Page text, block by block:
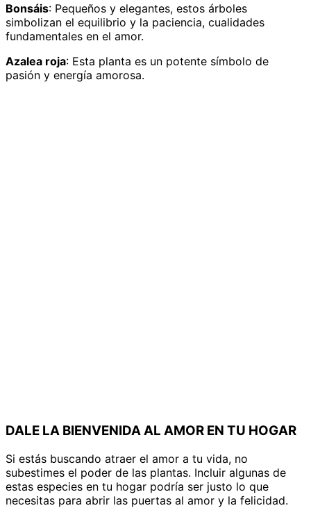
Bonsáis: Pequeños y elegantes, estos árboles
simbolizan el equilibrio y la paciencia, cualidades
fundamentales en el amor.
Azalea roja: Esta planta es un potente símbolo de
pasión y energía amorosa.
DALE LA BIENVENIDA AL AMOR EN TU HOGAR
Si estás buscando atraer el amor a tu vida, no
subestimes el poder de las plantas. Incluir algunas de
estas especies en tu hogar podría ser justo lo que
necesitas para abrir las puertas al amor y la felicidad.